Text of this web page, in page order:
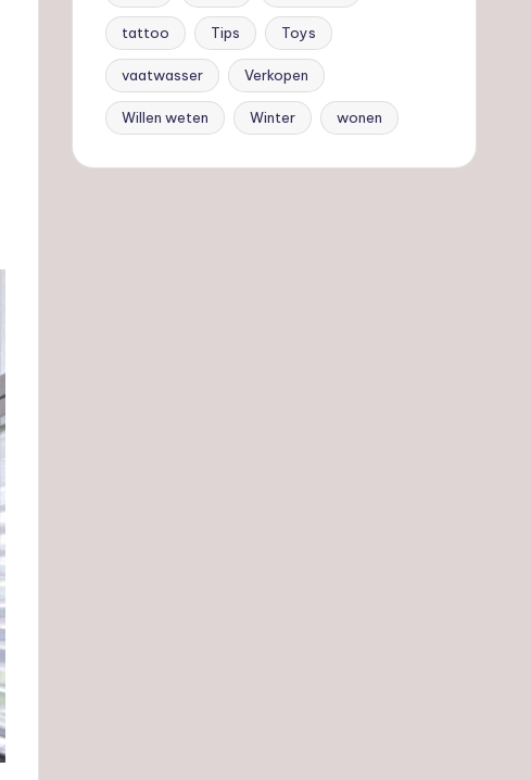
tattoo Tips Toys
vaatwasser Verkopen
Willen weten Winter wonen